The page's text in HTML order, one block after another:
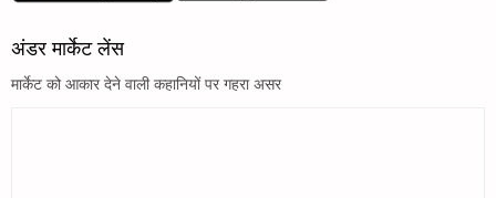
अंडर मार्केट लेंस
मार्केट को आकार देने वाली कहानियों पर गहरा असर